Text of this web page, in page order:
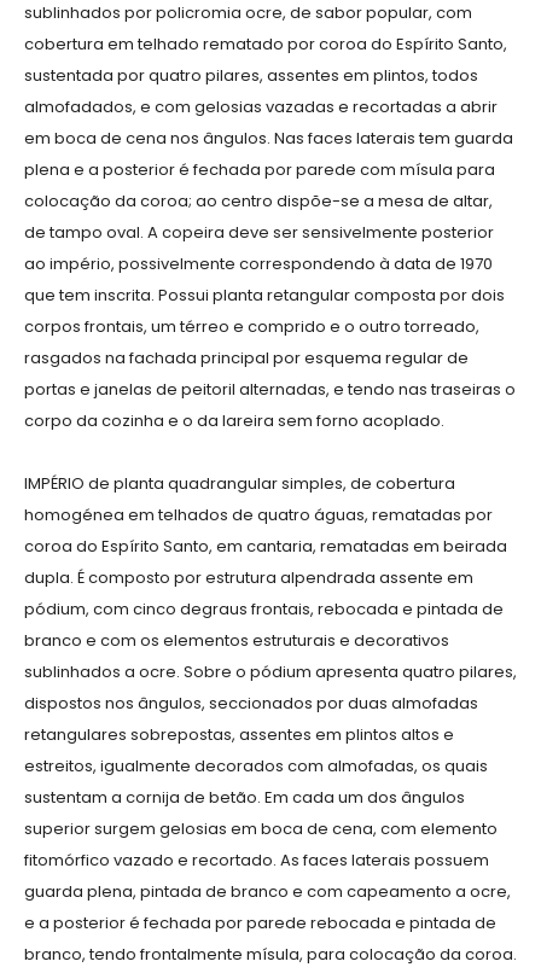
sublinhados por policromia ocre, de sabor popular, com
cobertura em telhado rematado por coroa do Espírito Santo,
sustentada por quatro pilares, assentes em plintos, todos
almofadados, e com gelosias vazadas e recortadas a abrir
em boca de cena nos ângulos. Nas faces laterais tem guarda
plena e a posterior é fechada por parede com mísula para
colocação da coroa; ao centro dispõe-se a mesa de altar,
de tampo oval. A copeira deve ser sensivelmente posterior
ao império, possivelmente correspondendo à data de 1970
que tem inscrita. Possui planta retangular composta por dois
corpos frontais, um térreo e comprido e o outro torreado,
rasgados na fachada principal por esquema regular de
portas e janelas de peitoril alternadas, e tendo nas traseiras o
corpo da cozinha e o da lareira sem forno acoplado.
IMPÉRIO de planta quadrangular simples, de cobertura
homogénea em telhados de quatro águas, rematadas por
coroa do Espírito Santo, em cantaria, rematadas em beirada
dupla. É composto por estrutura alpendrada assente em
pódium, com cinco degraus frontais, rebocada e pintada de
branco e com os elementos estruturais e decorativos
sublinhados a ocre. Sobre o pódium apresenta quatro pilares,
dispostos nos ângulos, seccionados por duas almofadas
retangulares sobrepostas, assentes em plintos altos e
estreitos, igualmente decorados com almofadas, os quais
sustentam a cornija de betão. Em cada um dos ângulos
superior surgem gelosias em boca de cena, com elemento
fitomórfico vazado e recortado. As faces laterais possuem
guarda plena, pintada de branco e com capeamento a ocre,
e a posterior é fechada por parede rebocada e pintada de
branco, tendo frontalmente mísula, para colocação da coroa.